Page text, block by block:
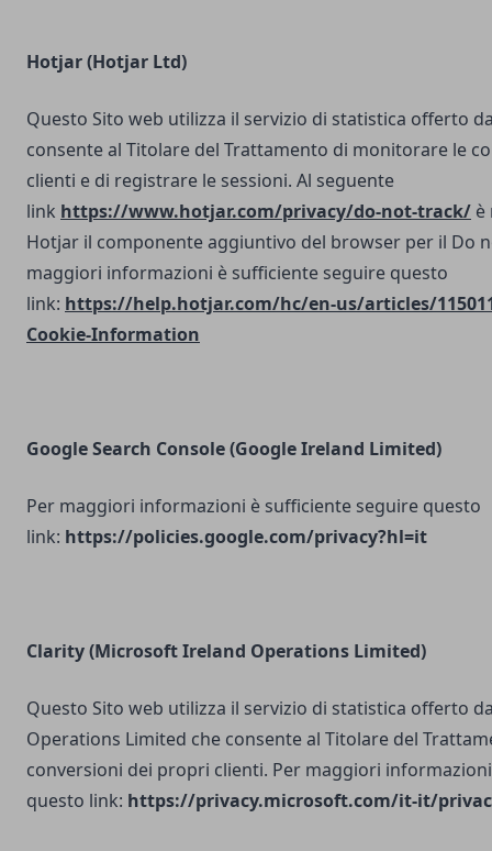
Hotjar (Hotjar Ltd)
Questo Sito web utilizza il servizio di statistica offerto
consente al Titolare del Trattamento di monitorare le
clienti e di registrare le sessioni. Al seguente
link https://www.hotjar.com/privacy/do-not-track/ è
Hotjar il componente aggiuntivo del browser per il Do
maggiori informazioni è sufficiente seguire questo
link: https://help.hotjar.com/hc/en-us/articles/
Cookie-Information
Google Search Console(Google Ireland Limited)
Per maggiori informazioni è sufficiente seguire questo
link: https://policies.google.com/privacy?hl=it
Clarity (Microsoft Ireland Operations Limited)
Questo Sito web utilizza il servizio di statistica offerto
Operations Limited che consente al Titolare del
conversioni dei propri clienti. Per maggiori
questo link: https://privacy.microsoft.com/it-it/